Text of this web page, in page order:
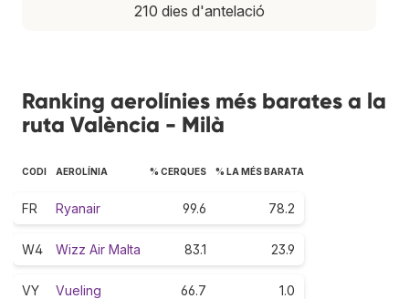
210 dies d'antelació
Ranking aerolínies més barates a la
ruta València - Milà
CODI AEROLÍNIA % CERQUES % LA MÉS BARATA
FR Ryanair 99.6 78.2
W4 Wizz Air Malta 83.1 23.9
VY Vueling 66.7 1.0